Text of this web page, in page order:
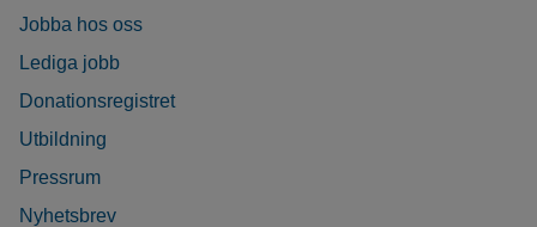
Jobba hos oss
Lediga jobb
Donationsregistret
Utbildning
Pressrum
Nyhetsbrev